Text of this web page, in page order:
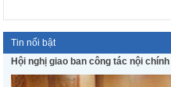
Tin nổi bật
Hội nghị giao ban công tác nội chính